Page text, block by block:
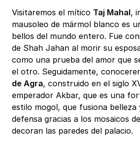
Visitaremos el mítico Taj Mahal,
mausoleo de mármol blanco es
bellos del mundo entero. Fue
de Shah Jahan al morir su
como una prueba del amor que
el otro. Seguidamente,
de Agra, construido en el siglo
emperador Akbar, que es una
estilo mogol, que fusiona
defensa gracias a los mosaicos
decoran las paredes del palacio.